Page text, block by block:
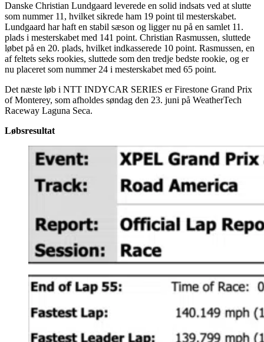
Danske Christian Lundgaard leverede en solid indsats ved at slutte
som nummer 11, hvilket sikrede ham 19 point til mesterskabet.
Lundgaard har haft en stabil sæson og ligger nu på en samlet 11.
plads i mesterskabet med 141 point. Christian Rasmussen, sluttede
løbet på en 20. plads, hvilket indkasserede 10 point. Rasmussen, en
af feltets seks rookies, sluttede som den tredje bedste rookie, og er
nu placeret som nummer 24 i mesterskabet med 65 point.
Det næste løb i NTT INDYCAR SERIES er Firestone Grand Prix
of Monterey, som afholdes søndag den 23. juni på WeatherTech
Raceway Laguna Seca.
Løbsresultat